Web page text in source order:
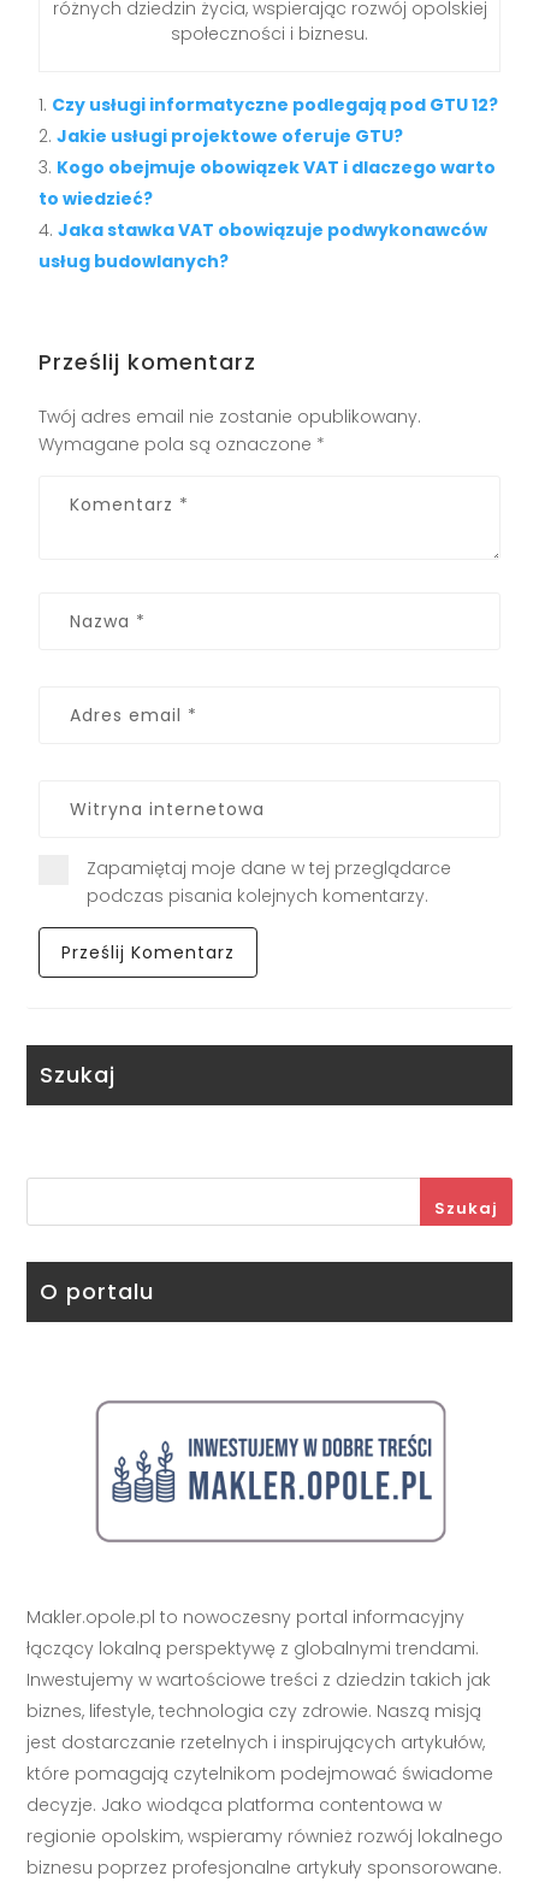
różnych dziedzin życia, wspierając rozwój opolskiej
społeczności i biznesu.
Czy usługi informatyczne podlegają pod GTU 12?
Jakie usługi projektowe oferuje GTU?
Kogo obejmuje obowiązek VAT i dlaczego warto
to wiedzieć?
Jaka stawka VAT obowiązuje podwykonawców
usług budowlanych?
Prześlij komentarz
Twój adres email nie zostanie opublikowany.
Wymagane pola są oznaczone *
Zapamiętaj moje dane w tej przeglądarce
podczas pisania kolejnych komentarzy.
Szukaj
Szukaj
O portalu
Makler.opole.pl to nowoczesny portal informacyjny
łączący lokalną perspektywę z globalnymi trendami.
Inwestujemy w wartościowe treści z dziedzin takich jak
biznes, lifestyle, technologia czy zdrowie. Naszą misją
jest dostarczanie rzetelnych i inspirujących artykułów,
które pomagają czytelnikom podejmować świadome
decyzje. Jako wiodąca platforma contentowa w
regionie opolskim, wspieramy również rozwój lokalnego
biznesu poprzez profesjonalne artykuły sponsorowane.